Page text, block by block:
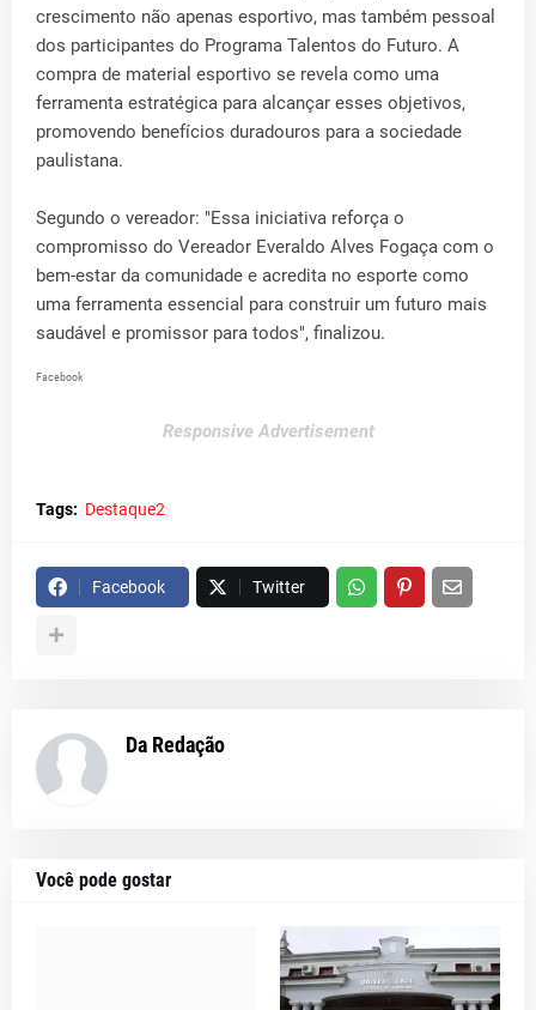
crescimento não apenas esportivo, mas também pessoal
dos participantes do Programa Talentos do Futuro. A
compra de material esportivo se revela como uma
ferramenta estratégica para alcançar esses objetivos,
promovendo benefícios duradouros para a sociedade
paulistana.
Segundo o vereador: "Essa iniciativa reforça o
compromisso do Vereador Everaldo Alves Fogaça com o
bem-estar da comunidade e acredita no esporte como
uma ferramenta essencial para construir um futuro mais
saudável e promissor para todos", finalizou.
Facebook
Responsive Advertisement
Tags: Destaque2
Facebook Twitter
Da Redação
Você pode gostar